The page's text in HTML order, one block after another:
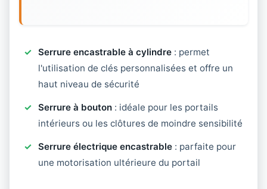
Serrure encastrable à cylindre : permet
l'utilisation de clés personnalisées et offre un
haut niveau de sécurité
Serrure à bouton : idéale pour les portails
intérieurs ou les clôtures de moindre sensibilité
Serrure électrique encastrable : parfaite pour
une motorisation ultérieure du portail